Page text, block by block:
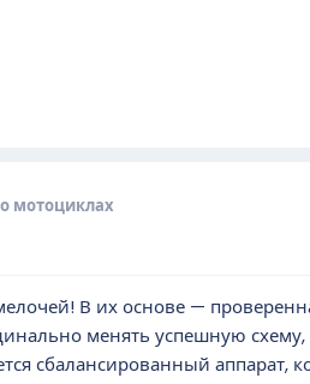
о мотоциклах
В их основе —
менять успешную
сбалансированный аппарат,